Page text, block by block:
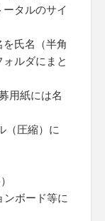
ータルのサイ
氏名（半角
ルダにまと
用紙には名
（圧縮）に
ボード等に